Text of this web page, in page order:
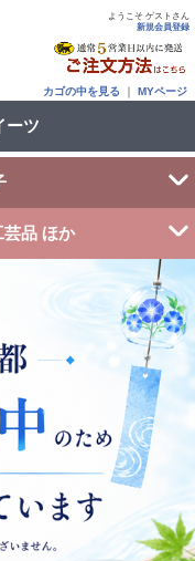
ようこそ ゲストさん
新規会員登録
カゴの中を見る ｜ MYページ
ーツ
品 ほか